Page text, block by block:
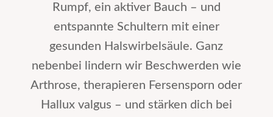
Rumpf, ein aktiver Bauch – und
entspannte Schultern mit einer
gesunden Halswirbelsäule. Ganz
nebenbei lindern wir Beschwerden wie
Arthrose, therapieren Fersensporn oder
Hallux valgus – und stärken dich bei